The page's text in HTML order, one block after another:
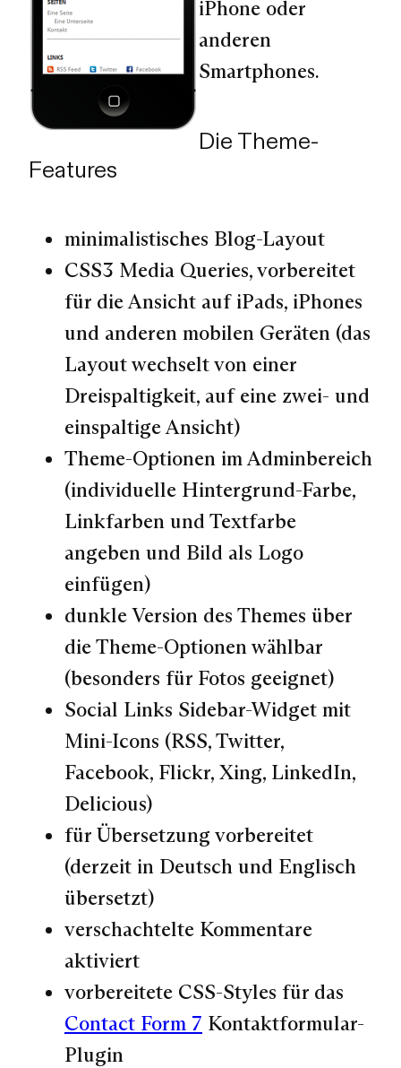
iPhone oder
anderen
Smartphones.
Die Theme-
Features
minimalistisches Blog-Layout
CSS3 Media Queries, vorbereitet
für die Ansicht auf iPads, iPhones
und anderen mobilen Geräten (das
Layout wechselt von einer
Dreispaltigkeit, auf eine zwei- und
einspaltige Ansicht)
Theme-Optionen im Adminbereich
(individuelle Hintergrund-Farbe,
Linkfarben und Textfarbe
angeben und Bild als Logo
einfügen)
dunkle Version des Themes über
die Theme-Optionen wählbar
(besonders für Fotos geeignet)
Social Links Sidebar-Widget mit
Mini-Icons (RSS, Twitter,
Facebook, Flickr, Xing, LinkedIn,
Delicious)
für Übersetzung vorbereitet
(derzeit in Deutsch und Englisch
übersetzt)
verschachtelte Kommentare
aktiviert
vorbereitete CSS-Styles für das
Contact Form 7 Kontaktformular-
Plugin